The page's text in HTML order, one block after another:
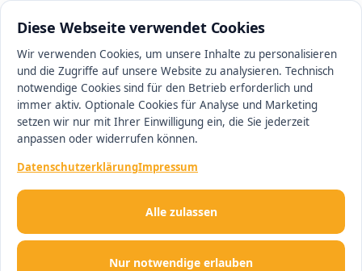
Diese Webseite verwendet Cookies
Wir verwenden Cookies, um unsere Inhalte zu personalisieren
und die Zugriffe auf unsere Website zu analysieren. Technisch
notwendige Cookies sind für den Betrieb erforderlich und
immer aktiv. Optionale Cookies für Analyse und Marketing
setzen wir nur mit Ihrer Einwilligung ein, die Sie jederzeit
anpassen oder widerrufen können.
DatenschutzerklärungImpressum
Nur notwendige erlauben
Alle zulassen